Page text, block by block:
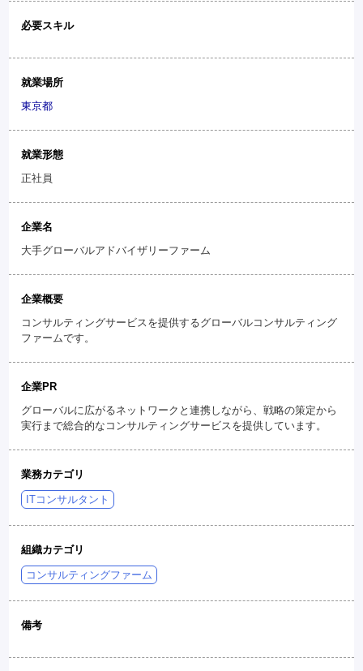
必要スキル
就業場所
東京都
就業形態
正社員
企業名
大手グローバルアドバイザリーファーム
企業概要
コンサルティングサービスを提供するグローバルコンサルティング
ファームです。
企業PR
グローバルに広がるネットワークと連携しながら、戦略の策定から
実行まで総合的なコンサルティングサービスを提供しています。
業務カテゴリ
ITコンサルタント
組織カテゴリ
コンサルティングファーム
備考